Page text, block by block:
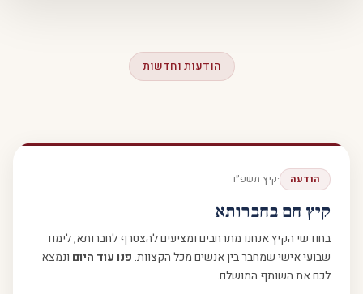
הודעות וחדשות
הודעה ·קיץ תשפ״ו
קיץ חם בחברותא
בחודשי הקיץ אנחנו מתרחבים ומציעים להצטרף לחברותא, לימוד
שבועי אישי שמחבר בין אנשים מכל הקצוות. פנו עוד היום ונמצא
לכם את השותף המושלם.